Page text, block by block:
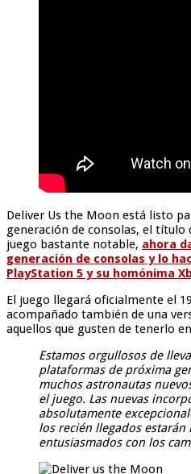
Deliver Us the Moon está listo
generación de consolas, el título
juego bastante notable, ahora
generación de consolas y lo
PlayStation 5 y su homónima
El juego llegará oficialmente el
acompañado también de una
aquellos que gusten de tenerlo
Estamos orgullosos de
plataformas de próxima
muchos astronautas
el juego. Las nuevas
absolutamente
los recién llegados estarán
entusiasmados con los